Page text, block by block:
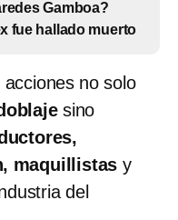
Gamboa?
fue hallado muerto
no solo
sino
maquillistas y
del